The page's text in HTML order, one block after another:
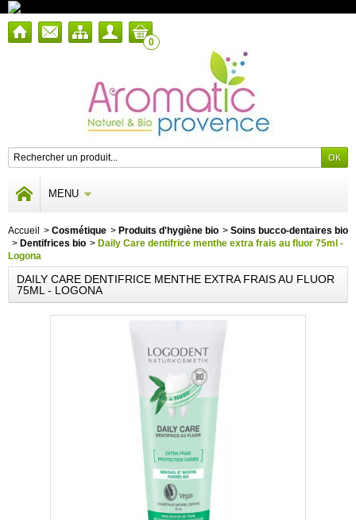
0
MENU
Accueil > Cosmétique > Produits d'hygiène bio > Soins bucco-dentaires bio
> Dentifrices bio > Daily Care dentifrice menthe extra frais au fluor 75ml -
Logona
DAILY CARE DENTIFRICE MENTHE EXTRA FRAIS AU FLUOR
75ML - LOGONA